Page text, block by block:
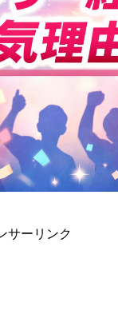
サーリンク